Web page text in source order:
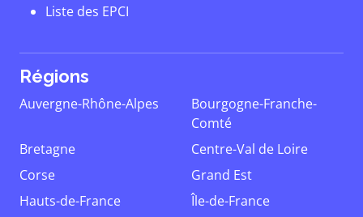
Liste des EPCI
Régions
Auvergne-Rhône-Alpes
Bourgogne-Franche-
Comté
Bretagne
Centre-Val de Loire
Corse
Grand Est
Hauts-de-France
Île-de-France